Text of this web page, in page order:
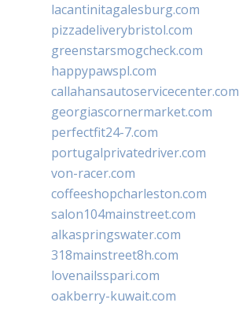
lacantinitagalesburg.com
pizzadeliverybristol.com
greenstarsmogcheck.com
happypawspl.com
callahansautoservicecenter.com
georgiascornermarket.com
perfectfit24-7.com
portugalprivatedriver.com
von-racer.com
coffeeshopcharleston.com
salon104mainstreet.com
alkaspringswater.com
318mainstreet8h.com
lovenailsspari.com
oakberry-kuwait.com